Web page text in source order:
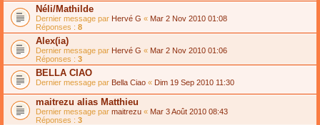
Néli/Mathilde
Dernier message par Hervé G « Mar 2 Nov 2010 01:08
Réponses : 8
Alex(ia)
Dernier message par Hervé G « Mar 2 Nov 2010 01:06
Réponses : 3
BELLA CIAO
Dernier message par Bella Ciao « Dim 19 Sep 2010 11:30
maitrezu alias Matthieu
Dernier message par maitrezu « Mar 3 Août 2010 08:43
Réponses : 3